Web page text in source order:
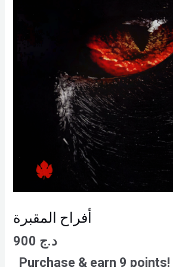
أفراح المقبرة
د.ج
Purchase & earn 9 points!